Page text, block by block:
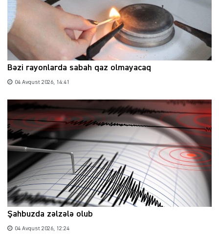
Bəzi rayonlarda sabah qaz olmayacaq
04 Avqust 2026, 14:41
Şahbuzda zəlzələ olub
04 Avqust 2026, 12:24